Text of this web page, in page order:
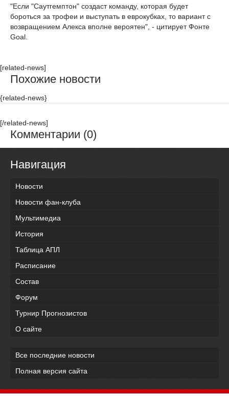
"Если "Саутгемптон" создаст команду, которая будет
бороться за трофеи и выступать в еврокубках, то вариант с
возвращением Алекса вполне вероятен", - цитирует Фонте
Goal.
[related-news]
Похожие новости
{related-news}
[/related-news]
Комментарии (0)
Навигация
Новости
Новости фан-клуба
Мультимедиа
История
Таблица АПЛ
Расписание
Состав
Форум
Турнир Прогнозистов
О сайте
Все последние новости
Полная версия сайта